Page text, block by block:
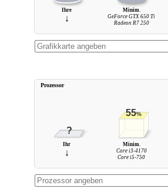
Ihre
↓
Minim.
GeForce GTX 650 Ti
Radeon R7 250
?
55%
Ihr
↓
Minim.
Core i3-4170
Core i5-750
Prozessor